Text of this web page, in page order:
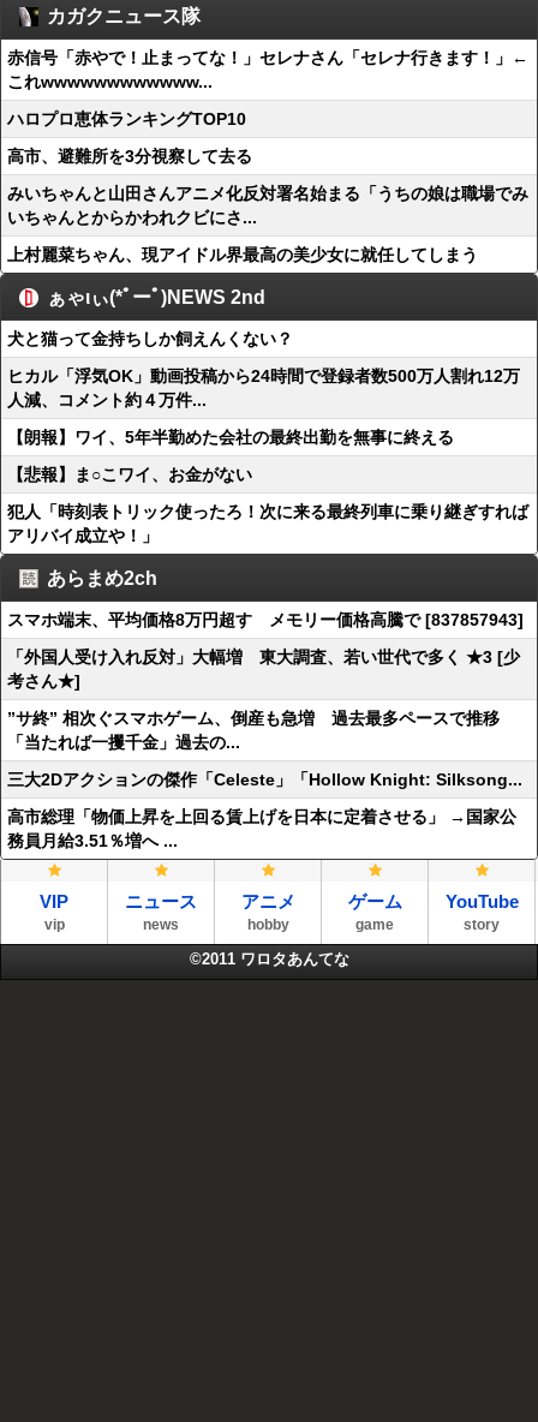
カガクニュース隊
赤信号「赤やで！止まってな！」セレナさん「セレナ行きます！」←
これwwwwwwwwwwww...
ハロプロ恵体ランキングTOP10
高市、避難所を3分視察して去る
みいちゃんと山田さんアニメ化反対署名始まる「うちの娘は職場でみ
いちゃんとからかわれクビにさ...
上村麗菜ちゃん、現アイドル界最高の美少女に就任してしまう
ぁゃιぃ(*ﾟーﾟ)NEWS 2nd
犬と猫って金持ちしか飼えんくない？
ヒカル「浮気OK」動画投稿から24時間で登録者数500万人割れ12万
人減、コメント約４万件...
【朗報】ワイ、5年半勤めた会社の最終出勤を無事に終える
【悲報】ま○こワイ、お金がない
犯人「時刻表トリック使ったろ！次に来る最終列車に乗り継ぎすれば
アリバイ成立や！」
あらまめ2ch
スマホ端末、平均価格8万円超す メモリー価格高騰で [837857943]
「外国人受け入れ反対」大幅増 東大調査、若い世代で多く ★3 [少
考さん★]
”サ終” 相次ぐスマホゲーム、倒産も急増 過去最多ペースで推移
「当たれば一攫千金」過去の...
三大2Dアクションの傑作「Celeste」「Hollow Knight: Silksong...
高市総理「物価上昇を上回る賃上げを日本に定着させる」 →国家公
務員月給3.51％増へ ...
VIP
vip
ニュース
news
アニメ
hobby
ゲーム
game
YouTube
story
©2011 ワロタあんてな